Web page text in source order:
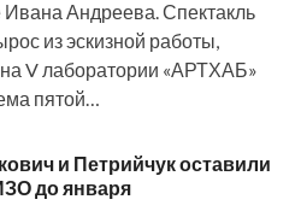
Ивана Андреева. Спектакль
из эскизной работы,
V лаборатории «АРТХАБ»
пятой…
и Петрийчук оставили
до января